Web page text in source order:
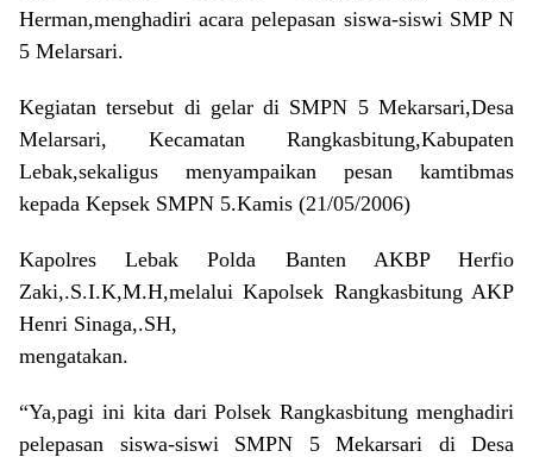
Herman,menghadiri acara pelepasan siswa-siswi SMP N
5 Melarsari.
Kegiatan tersebut di gelar di SMPN 5 Mekarsari,Desa
Melarsari, Kecamatan Rangkasbitung,Kabupaten
Lebak,sekaligus menyampaikan pesan kamtibmas
kepada Kepsek SMPN 5.Kamis (21/05/2006)
Kapolres Lebak Polda Banten AKBP Herfio
Zaki,.S.I.K,M.H,melalui Kapolsek Rangkasbitung AKP
Henri Sinaga,.SH,
mengatakan.
“Ya,pagi ini kita dari Polsek Rangkasbitung menghadiri
pelepasan siswa-siswi SMPN 5 Mekarsari di Desa